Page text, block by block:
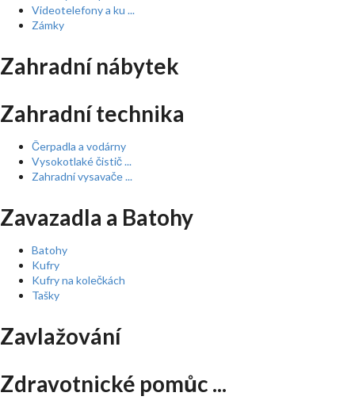
Videotelefony a ku ...
Zámky
Zahradní nábytek
Zahradní technika
Čerpadla a vodárny
Vysokotlaké čistič ...
Zahradní vysavače ...
Zavazadla a Batohy
Batohy
Kufry
Kufry na kolečkách
Tašky
Zavlažování
Zdravotnické pomůc ...